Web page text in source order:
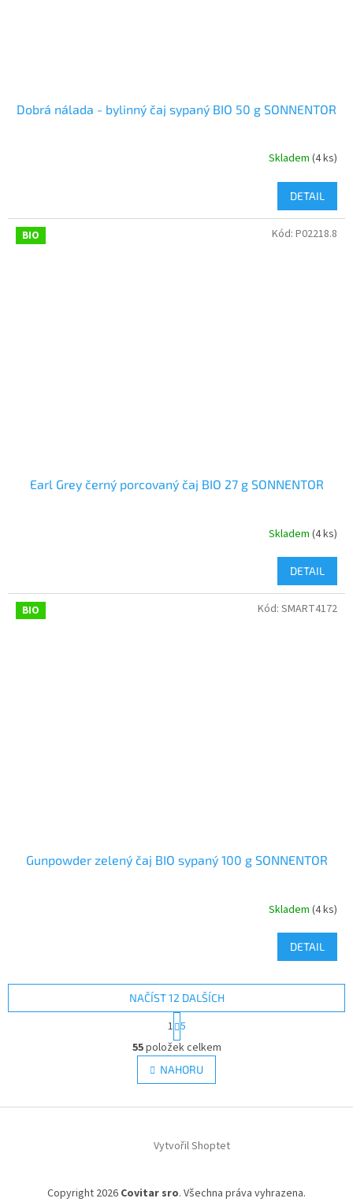
Dobrá nálada - bylinný čaj sypaný BIO 50 g SONNENTOR
Skladem (4 ks)
DETAIL
BIO
Earl Grey černý porcovaný čaj BIO 27 g SONNENTOR
Skladem (4 ks)
DETAIL
Kód: P02218.8
BIO
Gunpowder zelený čaj BIO sypaný 100 g SONNENTOR
Skladem (4 ks)
DETAIL
Kód: SMART4172
O
v
l
á
í
v
NAČÍST 12 DALŠÍCH
S
t
r
á
n
k
v
n
í
1 5
55položek celkem
NAHORU
Vytvořil Shoptet
Copyright 2026 Covitar sro. Všechna práva vyhrazena.